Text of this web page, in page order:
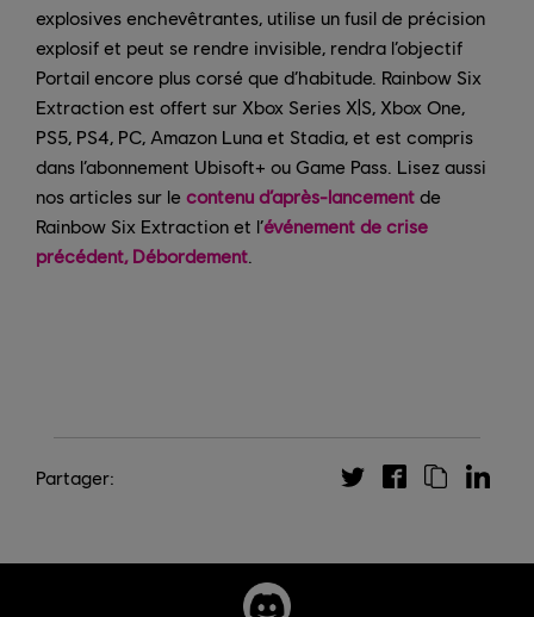
explosives enchevêtrantes, utilise un fusil de précision
explosif et peut se rendre invisible, rendra l’objectif
Portail encore plus corsé que d’habitude. Rainbow Six
Extraction est offert sur Xbox Series X|S, Xbox One,
PS5, PS4, PC, Amazon Luna et Stadia, et est compris
dans l’abonnement Ubisoft+ ou Game Pass. Lisez aussi
nos articles sur le contenu d’après-lancement de
Rainbow Six Extraction et l’événement de crise
précédent, Débordement
Partager: